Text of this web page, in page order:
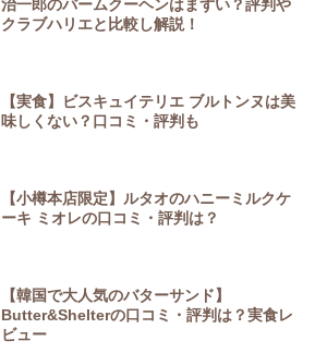
治一郎のバームクーヘンはまずい？評判や
クラブハリエと比較し解説！
【実食】ビスキュイテリエ ブルトンヌは美
味しくない？口コミ・評判も
【小樽本店限定】ルタオのハニーミルクケ
ーキ ミオレの口コミ・評判は？
【韓国で大人気のバターサンド】
Butter&Shelterの口コミ・評判は？実食レ
ビュー